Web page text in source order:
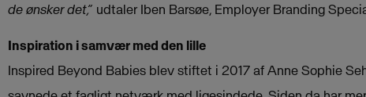
de ønsker det,” udtaler Iben Barsøe, Employer Branding
Inspiration i samvær med den lille
Inspired Beyond Babies blev stiftet i 2017 af Anne Sophie